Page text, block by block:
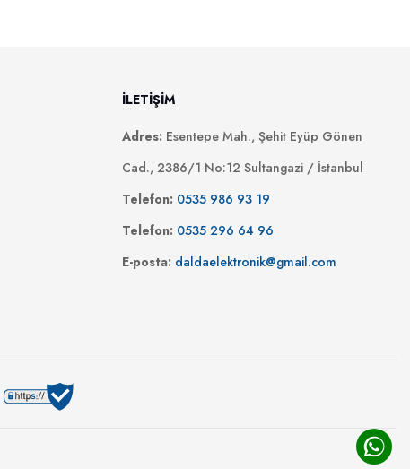
İLETİŞİM
Adres: Esentepe Mah., Şehit Eyüp Gönen
Cad., 2386/1 No:12 Sultangazi / İstanbul
Telefon: 0535 986 93 19
Telefon: 0535 296 64 96
E-posta: daldaelektronik@gmail.com